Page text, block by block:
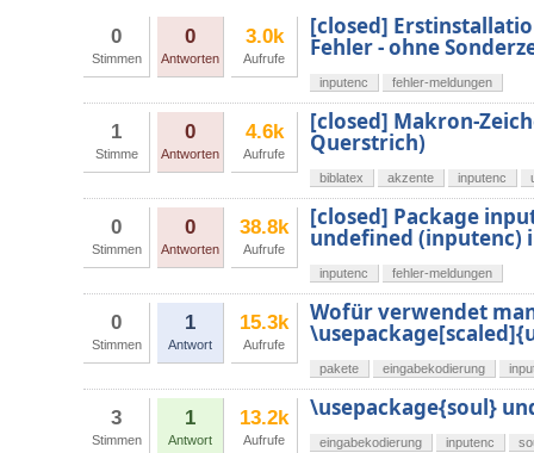
0
Stimmen
0
Antworten
3.0k
Aufrufe
[closed]
Fehler - ohne
inputenc fehler-meldungen
1
Stimme
0
Antworten
4.6k
Aufrufe
[closed] Makron-
Querstrich)
biblatex akzente inputenc
0
Stimmen
0
Antworten
38.8k
Aufrufe
[closed] Package
undefined (inputenc)
inputenc fehler-meldungen
0
Stimmen
1
Antwort
15.3k
Aufrufe
Wofür verwendet
pakete eingabekodierung
3
Stimmen
1
Antwort
13.2k
Aufrufe
\usepackage{soul}
eingabekodierung inputenc